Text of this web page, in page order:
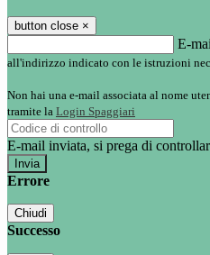
button close ×
E-
all'indirizzo indicato con le istruzioni
Non hai una e-mail associata al nome
tramite la Login Spaggiari
E-mail inviata, si prega di
Errore
Chiudi
Successo